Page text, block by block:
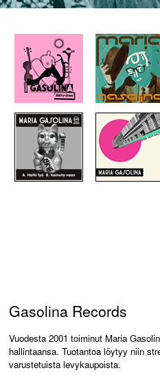
Gasolina Records
Vuodesta 2001 toiminut Maria
hallintaansa. Tuotantoa löytyy niin
varustetuista levykaupoista.